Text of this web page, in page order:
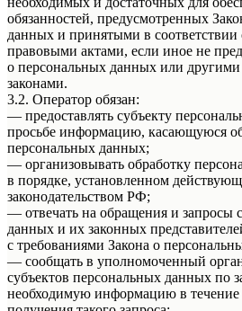
обязанностей, предусмотренных
данных и принятыми в
правовыми актами, если иное не
о персональных данных или
законами.
3.2. Оператор обязан:
— предоставлять субъекту
просьбе информацию, касающуюся
персональных данных;
— организовывать обработку
в порядке, установленном
законодательством РФ;
— отвечать на обращения и запросы
данных и их законных
с требованиями Закона о
— сообщать в уполномоченный
субъектов персональных данных по
необходимую информацию в течение